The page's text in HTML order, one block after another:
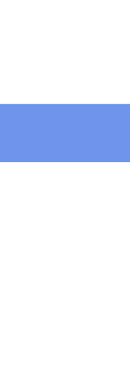
{ "@type":